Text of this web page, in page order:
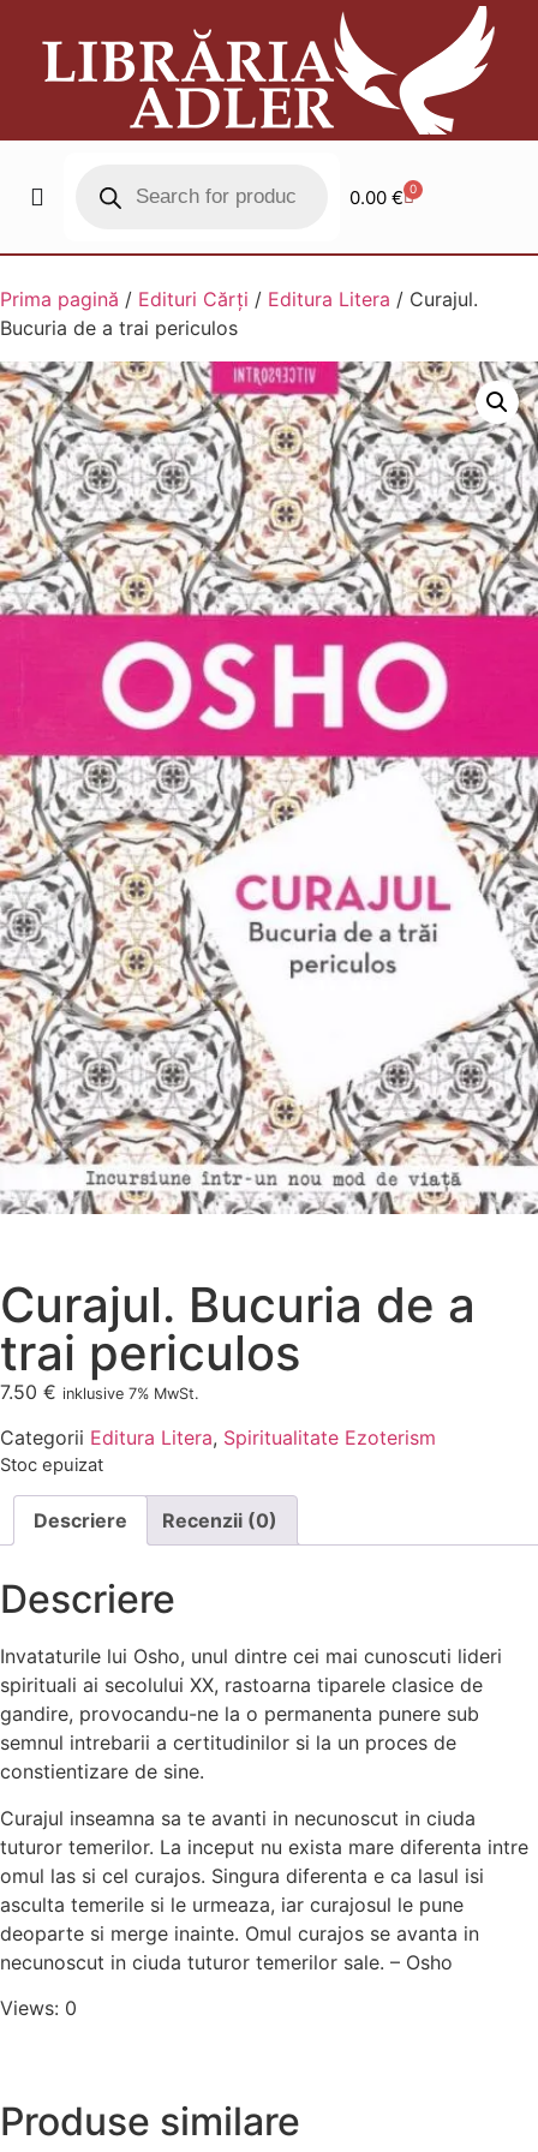
0.00 € 0
Prima pagină / Edituri Cărți / Editura Litera / Curajul.
Bucuria de a trai periculos
Curajul. Bucuria de a
trai periculos
7.50 € inklusive 7% MwSt.
Categorii Editura Litera, Spiritualitate Ezoterism
Stoc epuizat
Descriere Recenzii (0)
Descriere
Invataturile lui Osho, unul dintre cei mai cunoscuti lideri
spirituali ai secolului XX, rastoarna tiparele clasice de
gandire, provocandu-ne la o permanenta punere sub
semnul intrebarii a certitudinilor si la un proces de
constientizare de sine.
Curajul inseamna sa te avanti in necunoscut in ciuda
tuturor temerilor. La inceput nu exista mare diferenta intre
omul las si cel curajos. Singura diferenta e ca lasul isi
asculta temerile si le urmeaza, iar curajosul le pune
deoparte si merge inainte. Omul curajos se avanta in
necunoscut in ciuda tuturor temerilor sale. – Osho
Views: 0
Produse similare